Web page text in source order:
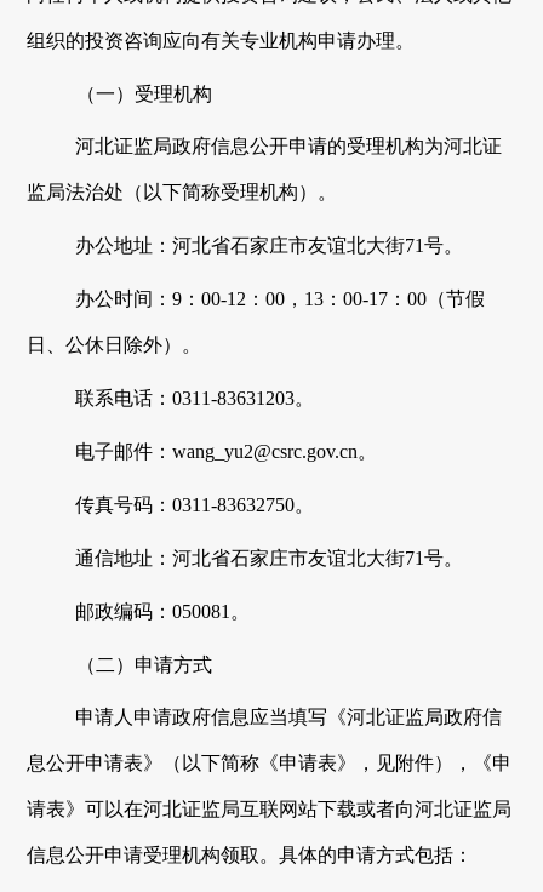
组织的投资咨询应向有关专业机构申请办理。
（一）受理机构
河北证监局政府信息公开申请的受理机构为河北证
监局法治处 （以下简称受理机构）。
办公地址：河北省石家庄市友谊北大街71号。
办公时间：9：00-12：00，13：00-17：00（节假
日、公休日除外） 。
联系电话：0311-83631203。
电子邮件：wang_yu2@csrc.gov.cn。
传真号码：0311-83632750。
通信地址：河北省石家庄市友谊北大街71号。
邮政编码：050081 。
（二）申请方式
申请人申请政府信息应当填写《河北证监局政府信
息公开申请表》（以下简称《申请表》，见附件），《申
请表》可以在河北证监局互联网站下载或者向河北证监局
信息公开申请受理机构领取。具体的申请方式包括：